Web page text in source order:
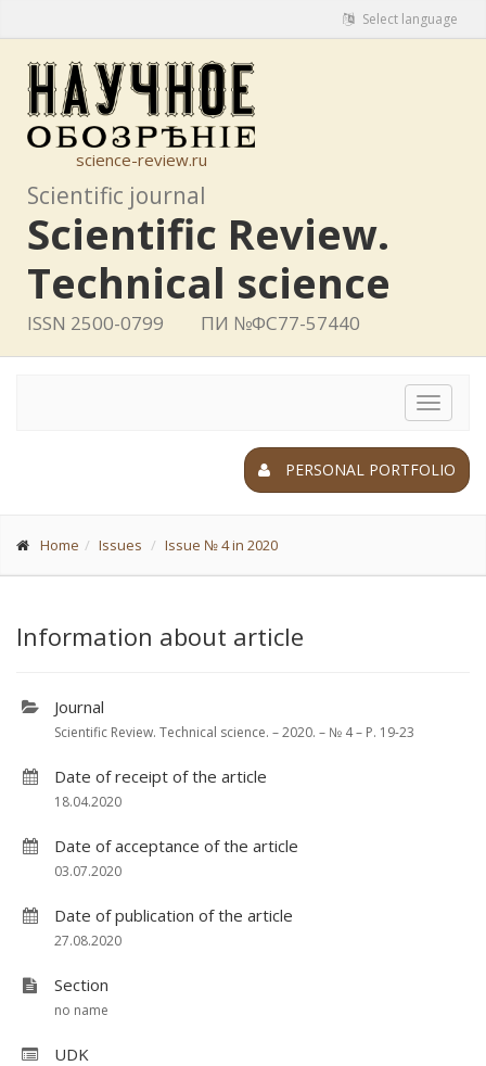
Select language
science-review.ru
Scientific journal
Scientific Review.
Technical science
ISSN 2500-0799 ПИ №ФС77-57440
Toggle
PERSONAL PORTFOLIO
Home Issues Issue № 4 in 2020
Information about article
Journal
Scientific Review. Technical science. – 2020. – № 4 – P. 19-23
Date of receipt of the article
18.04.2020
Date of acceptance of the article
03.07.2020
Date of publication of the article
27.08.2020
Section
no name
UDK